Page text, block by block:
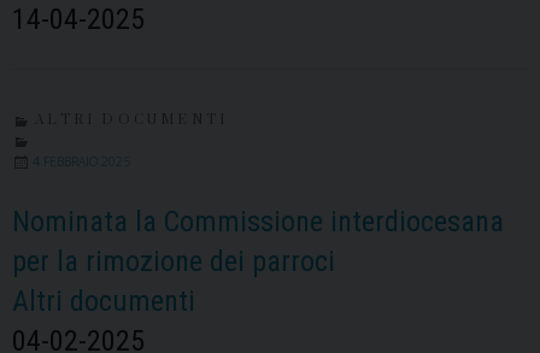
14-04-2025
4 FEBBRAIO 2025
Nominata la Commissione interdiocesana
per la rimozione dei parroci
Altri documenti
04-02-2025